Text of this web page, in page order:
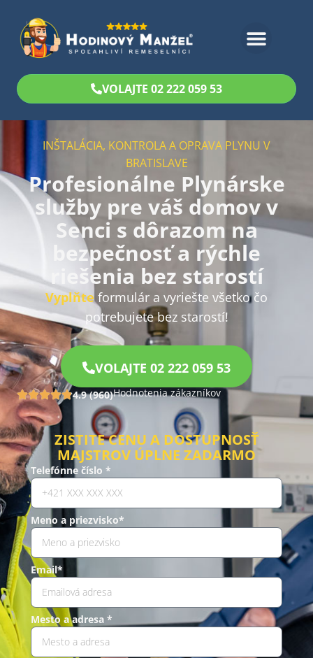
VOLAJTE 02 222 059 53
INŠTALÁCIA, KONTROLA A OPRAVA PLYNU V
BRATISLAVE
Profesionálne Plynárske
služby pre váš domov v
Senci s dôrazom na
bezpečnosť a rýchle
riešenia bez starostí
Vyplňteformulár a vyriešte všetko čo
potrebujete bez starostí!
VOLAJTE 02 222 059 53
4.9 (960)Hodnotenia zákazníkov
ZISTITE CENU A DOSTUPNOSŤ
MAJSTROV ÚPLNE ZADARMO
Telefónne číslo *
Meno a priezvisko*
Email*
Mesto a adresa *